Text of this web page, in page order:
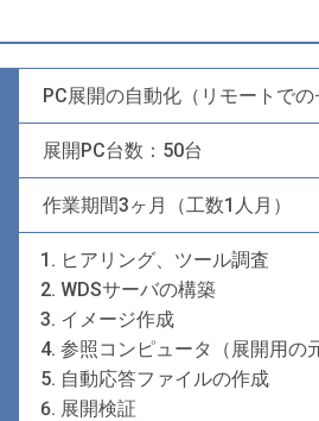
PC展開の自動化（リモートでの
展開PC台数：50台
作業期間3ヶ月（工数1人月）
ヒアリング、ツール調査
WDSサーバの構築
イメージ作成
参照コンピュータ（展開用の
自動応答ファイルの作成
展開検証